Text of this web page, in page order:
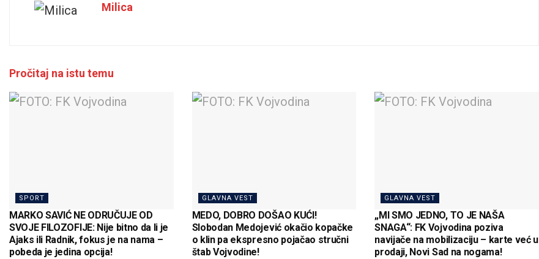
Milica
Pročitaj na istu temu
SPORT
MARKO SAVIĆ NE ODRUČUJE OD
SVOJE FILOZOFIJE: Nije bitno da li je
Ajaks ili Radnik, fokus je na nama –
pobeda je jedina opcija!
GLAVNA VEST
MEDO, DOBRO DOŠAO KUĆI!
Slobodan Medojević okačio kopačke
o klin pa ekspresno pojačao stručni
štab Vojvodine!
GLAVNA VEST
„MI SMO JEDNO, TO JE NAŠA
SNAGA“: FK Vojvodina poziva
navijače na mobilizaciju – karte već u
prodaji, Novi Sad na nogama!